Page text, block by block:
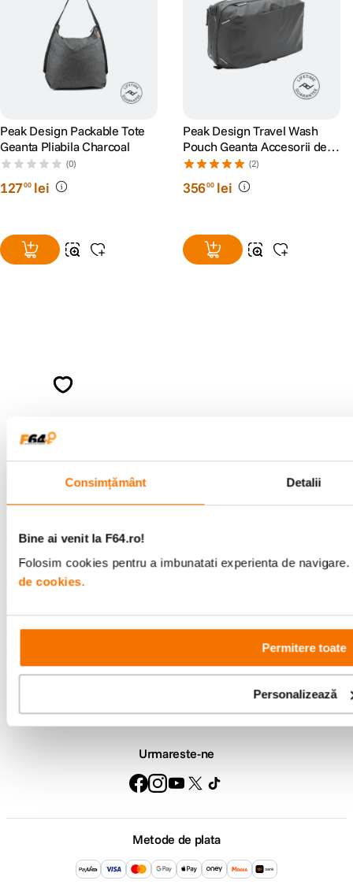
Consimțământ Detalii
Bine ai venit la F64.ro!
Folosim cookies pentru a imbunatati experienta de
de cookies.
Permitere toate
Personalizează
Peak Design Packable Tote
Geanta Pliabila Charcoal
(0)
12700 lei
Peak Design Travel Wash
Pouch Geanta Accesorii de
Calatorie Negru
(2)
35600 lei
specializata
Comenzi si livrare
Urmareste-ne
Metode de plata